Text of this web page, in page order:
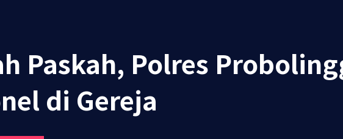
Paskah, Polres
di Gereja